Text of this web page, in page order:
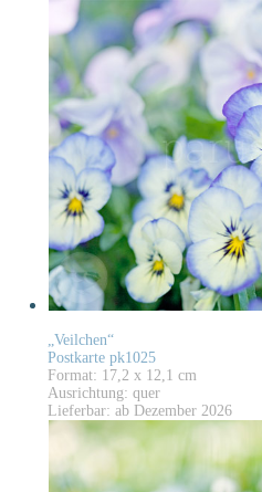
„Veilchen“
Postkarte pk1025
Format: 17,2 x 12,1 cm
Ausrichtung: quer
Lieferbar: ab Dezember 2026